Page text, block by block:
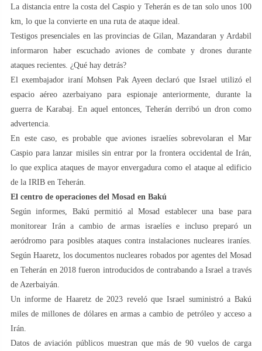
La distancia entre la costa del Caspio y Teherán es de tan solo unos 100
km, lo que la convierte en una ruta de ataque ideal.
Testigos presenciales en las provincias de Gilan, Mazandaran y Ardabil
informaron haber escuchado aviones de combate y drones durante
ataques recientes. ¿Qué hay detrás?
El exembajador iraní Mohsen Pak Ayeen declaró que Israel utilizó el
espacio aéreo azerbaiyano para espionaje anteriormente, durante la
guerra de Karabaj. En aquel entonces, Teherán derribó un dron como
advertencia.
En este caso, es probable que aviones israelíes sobrevolaran el Mar
Caspio para lanzar misiles sin entrar por la frontera occidental de Irán,
lo que explica ataques de mayor envergadura como el ataque al edificio
de la IRIB en Teherán.
El centro de operaciones del Mosad en Bakú
Según informes, Bakú permitió al Mosad establecer una base para
monitorear Irán a cambio de armas israelíes e incluso preparó un
aeródromo para posibles ataques contra instalaciones nucleares iraníes.
Según Haaretz, los documentos nucleares robados por agentes del Mosad
en Teherán en 2018 fueron introducidos de contrabando a Israel a través
de Azerbaiyán.
Un informe de Haaretz de 2023 reveló que Israel suministró a Bakú
miles de millones de dólares en armas a cambio de petróleo y acceso a
Irán.
Datos de aviación públicos muestran que más de 90 vuelos de carga